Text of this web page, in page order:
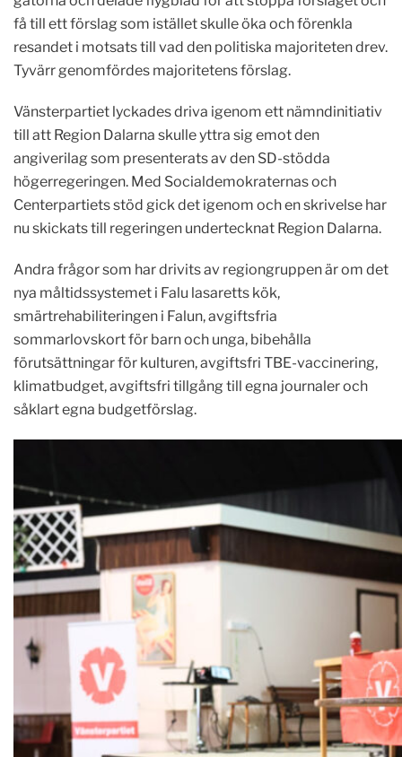
få till ett förslag som istället skulle öka och förenkla
resandet i motsats till vad den politiska majoriteten drev.
Tyvärr genomfördes majoritetens förslag.
Vänsterpartiet lyckades driva igenom ett nämndinitiativ
till att Region Dalarna skulle yttra sig emot den
angiverilag som presenterats av den SD-stödda
högerregeringen. Med Socialdemokraternas och
Centerpartiets stöd gick det igenom och en skrivelse har
nu skickats till regeringen undertecknat Region Dalarna.
Andra frågor som har drivits av regiongruppen är om det
nya måltidssystemet i Falu lasaretts kök,
smärtrehabiliteringen i Falun, avgiftsfria
sommarlovskort för barn och unga, bibehålla
förutsättningar för kulturen, avgiftsfri TBE-vaccinering,
klimatbudget, avgiftsfri tillgång till egna journaler och
såklart egna budgetförslag.